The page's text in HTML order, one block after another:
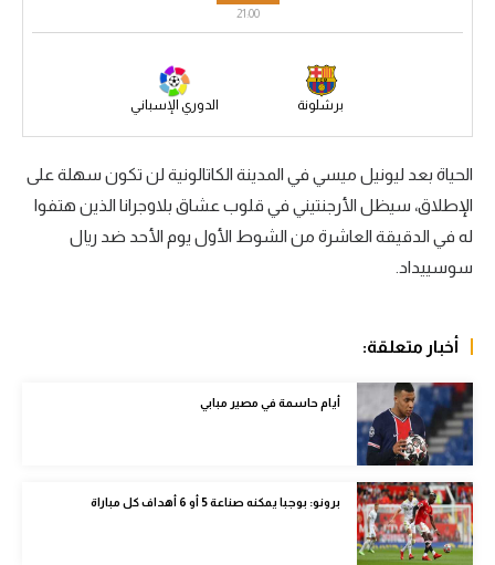
كرة السلة الأمريكية
كرة سلة
كرة طائرة
الوطن العربي
في المونديال
رياضة نسائية
آسيا
أمريكا
21:00
برشلونة الدوري الإسباني
الحياة بعد ليونيل ميسي في المدينة الكاتالونية لن تكون سهلة على
الإطلاق، سيظل الأرجنتيني في قلوب عشاق بلاوجرانا الذين هتفوا
له في الدقيقة العاشرة من الشوط الأول يوم الأحد ضد ريال
سوسييداد.
أخبار متعلقة:
أيام حاسمة في مصير مبابي
برونو: بوجبا يمكنه صناعة 5 أو 6 أهداف كل مباراة